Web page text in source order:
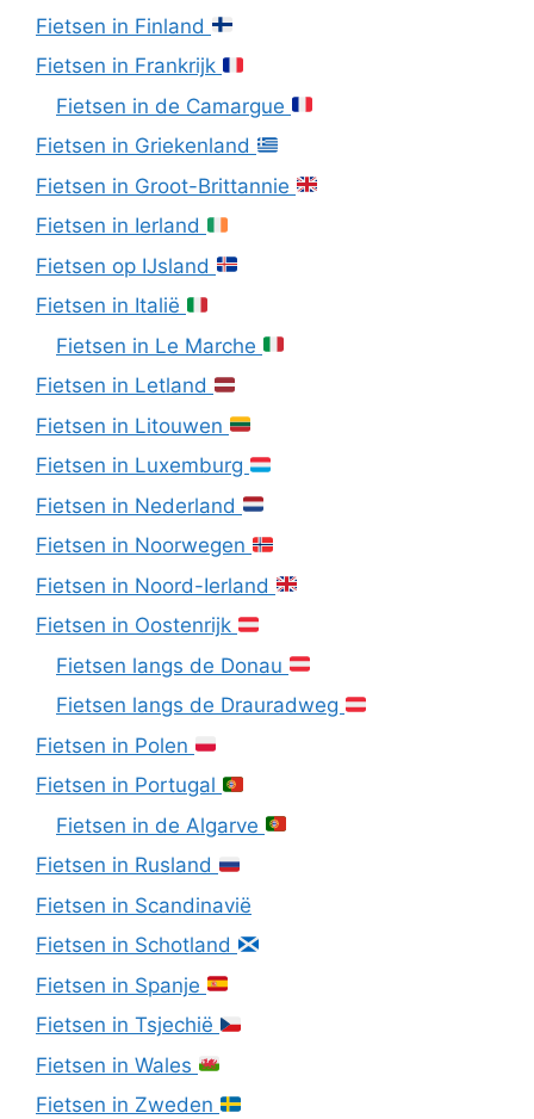
Fietsen in Finland
Fietsen in Frankrijk
Fietsen in de Camargue
Fietsen in Griekenland
Fietsen in Groot-Brittannie
Fietsen in Ierland
Fietsen op IJsland
Fietsen in Italië
Fietsen in Le Marche
Fietsen in Letland
Fietsen in Litouwen
Fietsen in Luxemburg
Fietsen in Nederland
Fietsen in Noorwegen
Fietsen in Noord-Ierland
Fietsen in Oostenrijk
Fietsen langs de Donau
Fietsen langs de Drauradweg
Fietsen in Polen
Fietsen in Portugal
Fietsen in de Algarve
Fietsen in Rusland
Fietsen in Scandinavië
Fietsen in Schotland
Fietsen in Spanje
Fietsen in Tsjechië
Fietsen in Wales
Fietsen in Zweden